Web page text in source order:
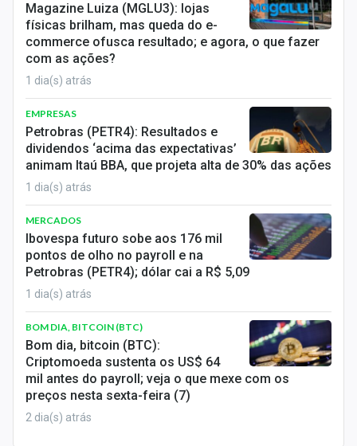
Magazine Luiza (MGLU3): lojas
físicas brilham, mas queda do e-
commerce ofusca resultado; e agora, o que fazer
com as ações?
1 dia(s) atrás
EMPRESAS
Petrobras (PETR4): Resultados e
dividendos ‘acima das expectativas’
animam Itaú BBA, que projeta alta de 30% das ações
1 dia(s) atrás
MERCADOS
Ibovespa futuro sobe aos 176 mil
pontos de olho no payroll e na
Petrobras (PETR4); dólar cai a R$ 5,09
1 dia(s) atrás
BOM DIA, BITCOIN (BTC)
Bom dia, bitcoin (BTC):
Criptomoeda sustenta os US$ 64
mil antes do payroll; veja o que mexe com os
preços nesta sexta-feira (7)
2 dia(s) atrás